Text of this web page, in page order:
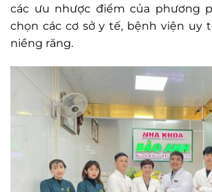
các ưu nhược điểm của phương
chọn các cơ sở y tế, bệnh viện uy
niềng răng.